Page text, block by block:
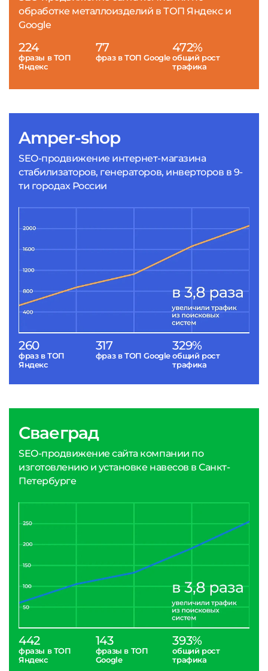
Amper-shop
SEO-продвижение интернет-магазина
стабилизаторов, генераторов, инверторов в 9-
ти городах России
260
фраз в ТОП
Яндекс
317
фраз в ТОП Google
329%
общий рост
трафика
обработке металлоизделий в ТОП Яндекс и
Google
224
фразы в ТОП
Яндекс
77
фраз в ТОП Google
472%
общий рост
трафика
Сваеград
SEO-продвижение сайта компании по
изготовлению и установке навесов в Санкт-
Петербурге
442
фразы в ТОП
Яндекс
143
фразы в ТОП
Google
393%
общий рост
трафика